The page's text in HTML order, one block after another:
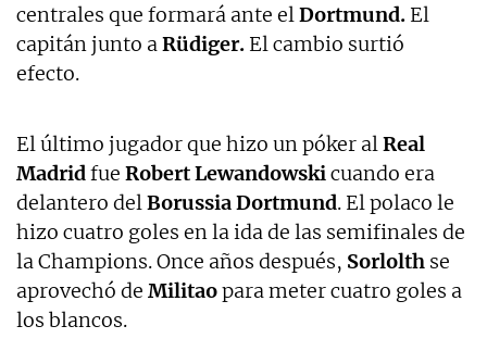
centrales que formará ante elDortmund. El
capitán junto aRüdiger. El cambio surtió
efecto.
El último jugador que hizo un póker alReal
Madridfue Robert Lewandowskicuando era
delantero delBorussia Dortmund. El polaco le
hizo cuatro goles en la ida de las semifinales de
la Champions. Once años después, Sorlolth se
aprovechó de Militaopara meter cuatro goles a
los blancos.